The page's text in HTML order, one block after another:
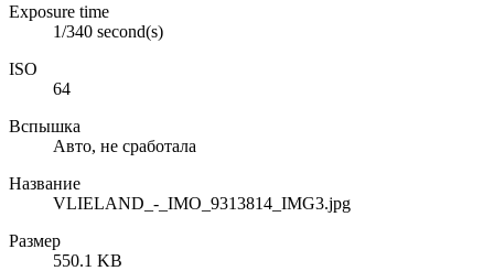
Exposure time
1/340 second(s)
ISO
64
Вспышка
Авто, не сработала
Название
VLIELAND_-_IMO_9313814_IMG3.jpg
Размер
550.1 KB